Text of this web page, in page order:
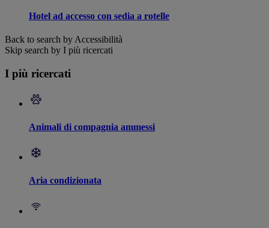
Hotel ad accesso con sedia a rotelle
Back to search by Accessibilità
Skip search by I più ricercati
I più ricercati
Animali di compagnia ammessi
Aria condizionata